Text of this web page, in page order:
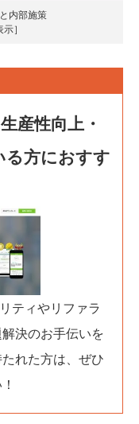
内部施策
］
産性向上・
る方におすす
ティやリファラ
決のお手伝いを
れた方は、ぜひ